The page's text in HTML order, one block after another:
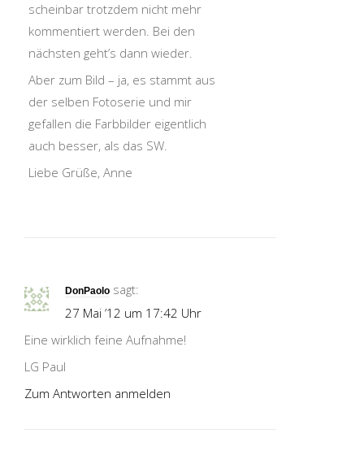
scheinbar trotzdem nicht mehr
kommentiert werden. Bei den
nächsten geht’s dann wieder.
Aber zum Bild – ja, es stammt aus
der selben Fotoserie und mir
gefallen die Farbbilder eigentlich
auch besser, als das SW.
Liebe Grüße, Anne
DonPaolo sagt:
27 Mai ’12 um 17:42 Uhr
Eine wirklich feine Aufnahme!
LG Paul
Zum Antworten anmelden